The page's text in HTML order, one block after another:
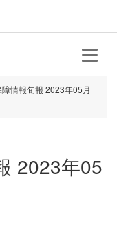
情報旬報 2023年05月
2023年05